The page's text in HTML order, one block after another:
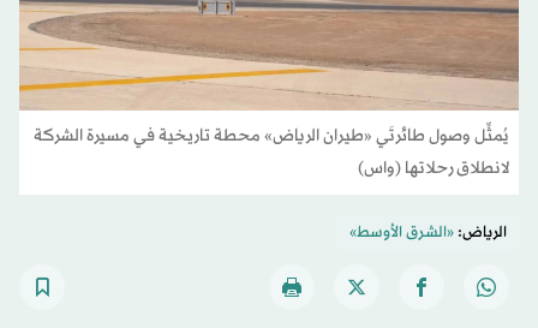
يُمثِّل وصول طائرتَي «طيران الرياض» محطة تاريخية في مسيرة الشركة
لانطلاق رحلاتها (واس)
الرياض:«الشرق الأوسط»